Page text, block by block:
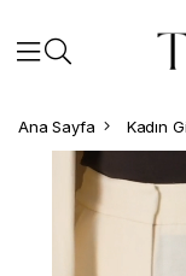
Ana Sayfa Kadın